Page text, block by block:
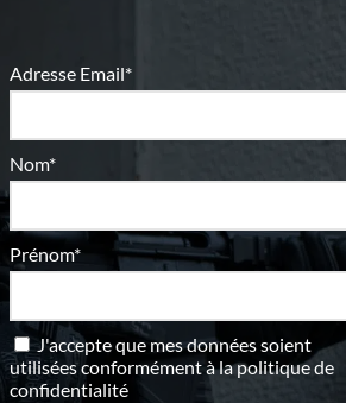
Adresse Email*
Nom*
Prénom*
J'accepte que mes données soient
utilisées conformément àla politique de
confidentialité